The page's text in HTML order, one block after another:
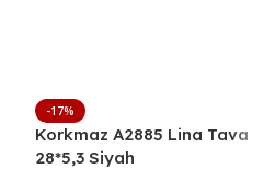
-17%
Korkmaz A2885 Lina Tava
28*5,3 Siyah